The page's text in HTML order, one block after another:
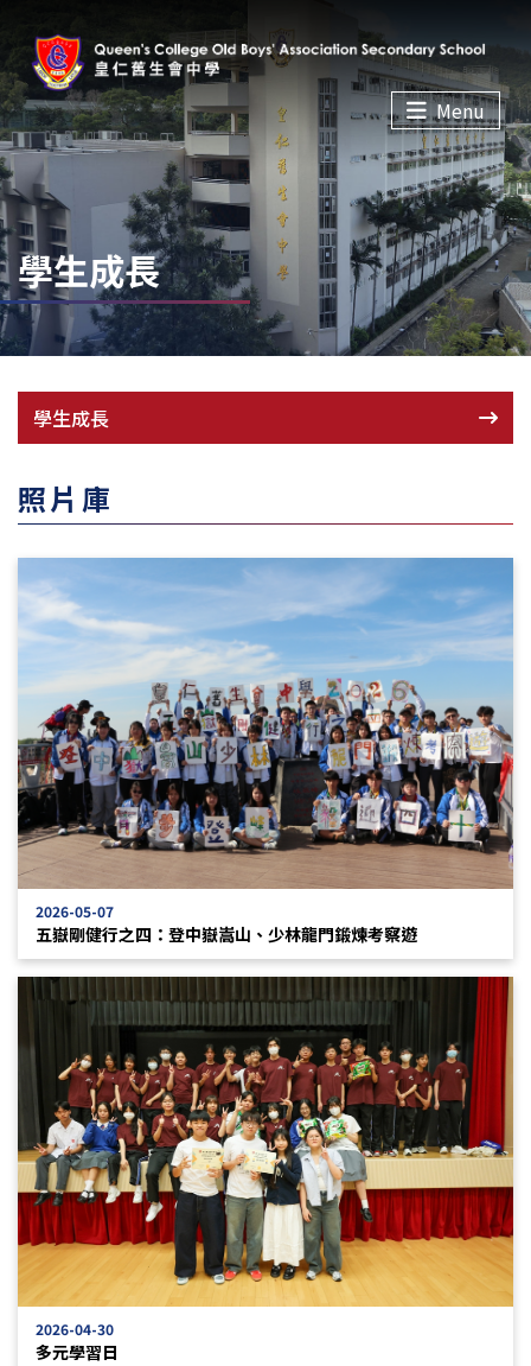
Menu
學生成長
學生成長
照片庫
2026-05-07
五嶽剛健行之四：登中嶽嵩山、少林龍門鍛煉考察遊
2026-04-30
多元學習日